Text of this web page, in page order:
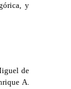
y
de
A.